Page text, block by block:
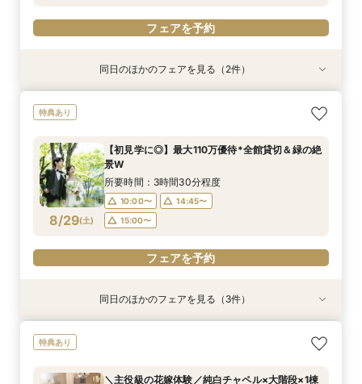
フェアを予約
8/28(金)
【比較検討におすすめ】1棟貸切大階段*花嫁体験
12:00〜
15:00〜
フェアを予約
特典あり
8/28(金)
＼お料理重視の方◎／当館自慢の絶品試食×個別
12:00〜
15:00〜
フェアを予約
同日のほかのフェアを見る（2件）
特典あり
8/29(土)
【初見学に◎】最大110万優待*全館貸切＆緑の絶
景W
所要時間：3時間30分程度
10:00〜
14:45〜
15:00〜
フェアを予約
【比較検討におすすめ】1棟貸切体験×緑溢れる開
特典あり
【美食でおもてなし◎】黒毛和牛フィレ試食×上
チャペルリニューアル記念*ドレス特典付*1棟貸
同日のほかのフェアを見る（3件）
特典あり
＼主役級の花嫁体験／純白チャペル×大階段×1棟